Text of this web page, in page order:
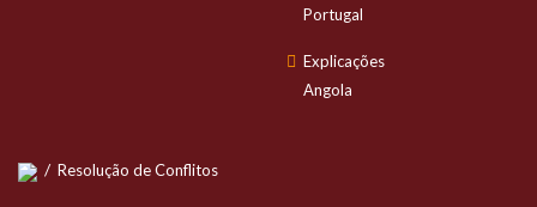
Portugal
Explicações
Angola
/ Resolução de Conflitos